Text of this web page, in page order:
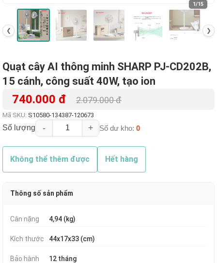
1/15
❮ ❯
Quạt cây AI thông minh SHARP PJ‑CD202B,
15 cánh, công suất 40W, tạo ion
740.000 đ 2.079.000 đ
Mã SKU: S10580-134387-120673
Số lượng - + Số dư kho: 0
Không thể thêm được Hết hàng
Thông số sản phẩm
Cân nặng 4,94 (kg)
Kích thước 44x17x33 (cm)
Bảo hành 12 tháng